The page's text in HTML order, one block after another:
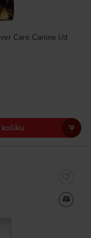
Care Canine l/d